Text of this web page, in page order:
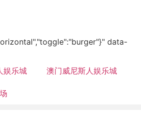
data-
娱乐城 澳门威尼斯人娱乐城